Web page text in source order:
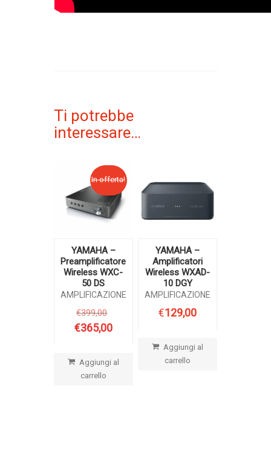
Ti potrebbe
interessare…
In offerta!
YAMAHA –
Preamplificatore
Wireless WXC-
50 DS
AMPLIFICAZIONE
€399,00
prezzo
€399,00.
€365,00Il
è:
Aggiungi al
carrello
YAMAHA –
Amplificatori
Wireless WXAD-
10 DGY
AMPLIFICAZIONE
€129,00
Aggiungi al
carrello